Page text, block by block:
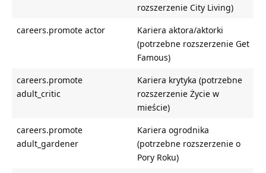
rozszerzenie City Living)
careers.promote actor
Kariera aktora/aktorki
(potrzebne rozszerzenie Get
Famous)
careers.promote
adult_critic
Kariera krytyka (potrzebne
rozszerzenie Życie w
mieście)
careers.promote
adult_gardener
Kariera ogrodnika
(potrzebne rozszerzenie o
Pory Roku)